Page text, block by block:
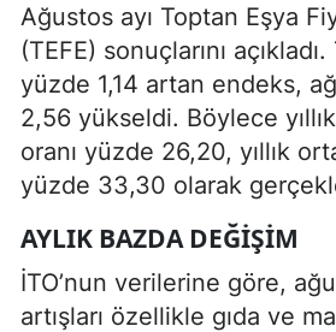
Ağustos ayı Toptan Eşya
(TEFE) sonuçlarını
yüzde 1,14 artan endeks,
2,56 yükseldi. Böylece
oranı yüzde 26,20, yıllık
yüzde 33,30 olarak
AYLIK BAZDA DEĞIŞIM
İTO’nun verilerine göre,
artışları özellikle gıda ve